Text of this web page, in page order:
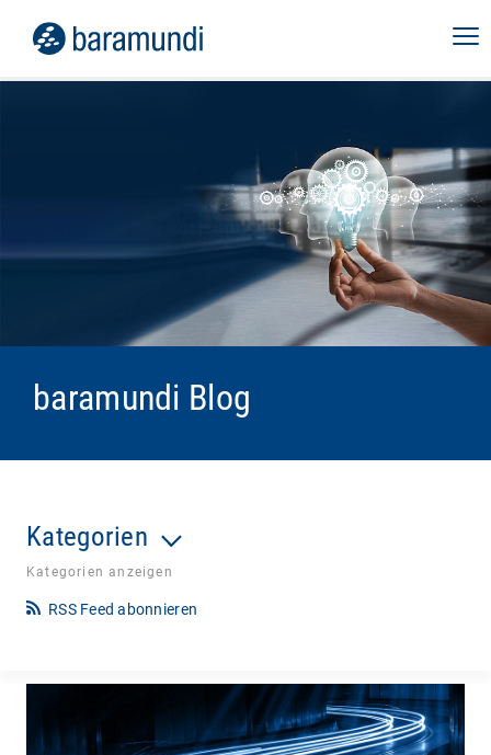
baramundi Blog
Kategorien
Kategorien anzeigen
RSS Feed abonnieren